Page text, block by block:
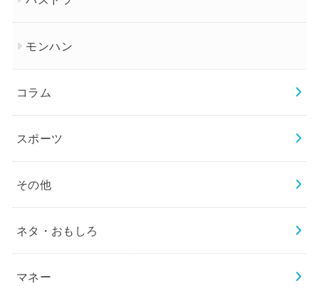
モンハン
コラム
スポーツ
その他
ネタ・おもしろ
マネー